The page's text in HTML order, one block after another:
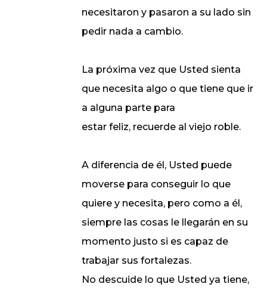
necesitaron y pasaron a su lado sin
pedir nada a cambio.
La próxima vez que Usted sienta
que necesita algo o que tiene que ir
a alguna parte para
estar feliz, recuerde al viejo roble.
A diferencia de él, Usted puede
moverse para conseguir lo que
quiere y necesita, pero como a él,
siempre las cosas le llegarán en su
momento justo si es capaz de
trabajar sus fortalezas.
No descuide lo que Usted ya tiene,